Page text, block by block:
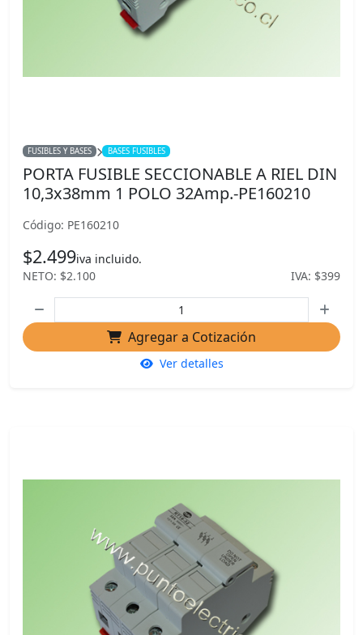
FUSIBLES Y BASES BASES FUSIBLES
PORTA FUSIBLE SECCIONABLE A RIEL DIN
10,3x38mm 1 POLO 32Amp.-PE160210
Código: PE160210
$2.499iva incluido.
NETO: $2.100
IVA: $399
Agregar a Cotización
Ver detalles